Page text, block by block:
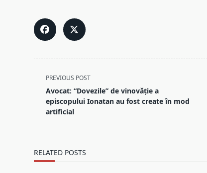
<span
class="nav-
subtitle
screen-
PREVIOUS POST
Avocat: “Dovezile” de vinovăție a
episcopului Ionatan au fost create în mod
artificial
RELATED POSTS